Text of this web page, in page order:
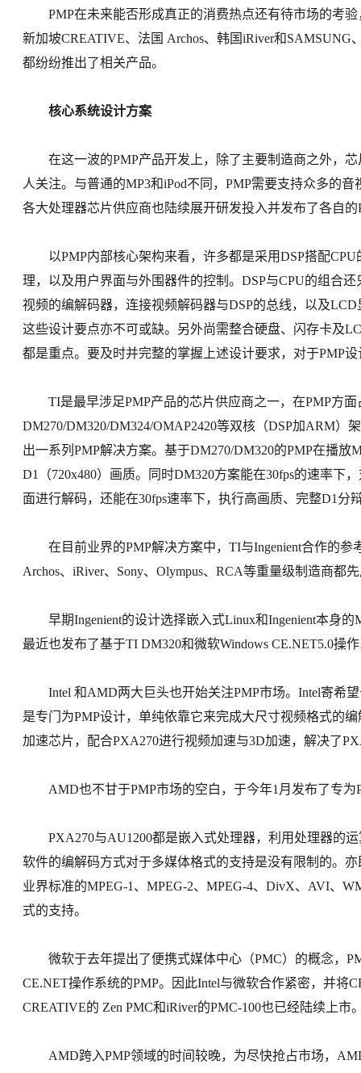
PMP在未来能否形成真正的消费热点还有待市场的考验
新加坡CREATIVE、法国 Archos、韩国iRiver和
都纷纷推出了相关产品。
核心系统设计方案
在这一波的PMP产品开发上，除了主要制造商之外，芯
人关注。与普通的MP3和iPod不同，PMP需要支持众多的
各大处理器芯片供应商也陆续展开研发投入并发布了各自
以PMP内部核心架构来看，许多都是采用DSP搭配CPU
理，以及用户界面与外围器件的控制。DSP与CPU的组合
视频的编解码器，连接视频解码器与DSP的总线，以及
这些设计要点亦不可或缺。另外尚需整合硬盘、闪存卡及
都是重点。要及时并完整的掌握上述设计要求，对于PMP
TI是最早涉足PMP产品的芯片供应商之一，在PMP方面
DM270/DM320/DM324/OMAP2420等双核（DSP加ARM）
出一系列PMP解决方案。基于DM270/DM320的PMP在播放
D1（720x480）画质。同时DM320方案能在30fps的速率下
面进行解码，还能在30fps速率下，执行高画质、完整D1分
在目前业界的PMP解决方案中，TI与Ingenient合作的参
Archos、iRiver、Sony、Olympus、RCA等重量级制造商都
早期Ingenient的设计选择嵌入式Linux和Ingenient本身的
最近也发布了基于TI DM320和微软Windows CE.NET5.0操
Intel 和AMD两大巨头也开始关注PMP市场。Intel寄希望
是专门为PMP设计，单纯依靠它来完成大尺寸视频格式的
加速芯片，配合PXA270进行视频加速与3D加速，解决了
AMD也不甘于PMP市场的空白，于今年1月发布了专为
PXA270与AU1200都是嵌入式处理器，利用处理器的运
软件的编解码方式对于多媒体格式的支持是没有限制的。
业界标准的MPEG-1、MPEG-2、MPEG-4、DivX、AVI、
式的支持。
微软于去年提出了便携式媒体中心（PMC）的概念，
CE.NET操作系统的PMP。因此Intel与微软合作紧密，并将
CREATIVE的 Zen PMC和iRiver的PMC-100也已经陆续上市
AMD跨入PMP领域的时间较晚，为尽快抢占市场，